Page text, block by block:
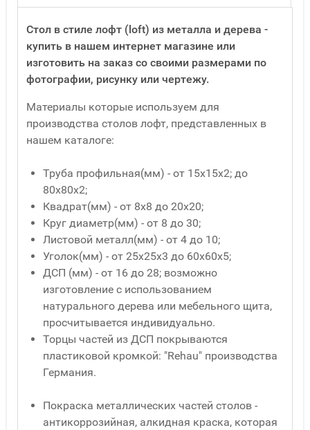
Стол в стиле лофт (loft) из металла и дерева -
купить в нашем интернет магазине или
изготовить на заказ со своими размерами по
фотографии, рисунку или чертежу.
Материалы которые используем для
производства столов лофт, представленных в
нашем каталоге:
Труба профильная(мм) - от 15x15x2; до
80x80x2;
Квадрат(мм) - от 8x8 до 20x20;
Круг диаметр(мм) - от 8 до 30;
Листовой металл(мм) - от 4 до 10;
Уголок(мм) - от 25x25x3 до 60x60x5;
ДСП (мм) - от 16 до 28; возможно
изготовление с использованием
натурального дерева или мебельного щита,
просчитывается индивидуально.
Торцы частей из ДСП покрываются
пластиковой кромкой: "Rehau" производства
Германия.
Покраска металлических частей столов -
антикоррозийная, алкидная краска, которая